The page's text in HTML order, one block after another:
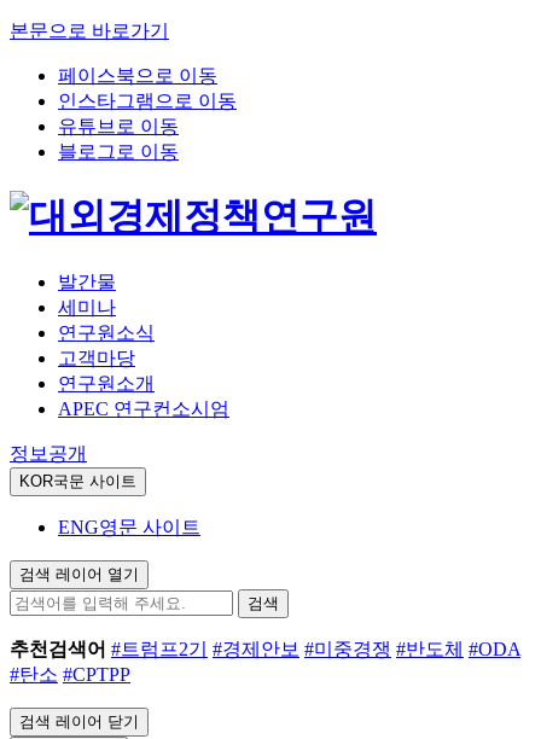
본문으로 바로가기
페이스북으로 이동
인스타그램으로 이동
유튜브로 이동
블로그로 이동
발간물
세미나
연구원소식
고객마당
연구원소개
APEC 연구컨소시엄
정보공개
KOR국문 사이트
ENG영문 사이트
검색 레이어 열기
검색
추천검색어 #트럼프2기 #경제안보 #미중경쟁 #반도체 #ODA
#탄소 #CPTPP
검색 레이어 닫기